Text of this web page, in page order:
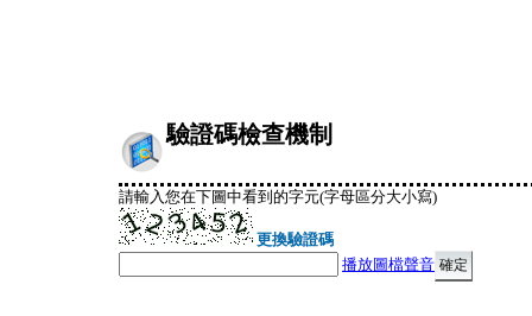
驗證碼檢查機制
請輸入您在下圖中看到的字元(字母區分大小寫)
更換驗證碼
播放圖檔聲音